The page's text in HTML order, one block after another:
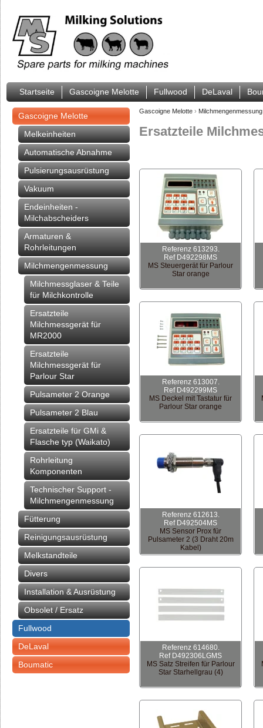
Startseite Gascoigne Melotte Fullwood DeLaval
Gascoigne Melotte
Melkeinheiten
Automatische Abnahme
Pulsierungsausrüstung
Vakuum
Endeinheiten -
Milchabscheiders
Armaturen &
Rohrleitungen
Milchmengenmessung
Milchmessglaser & Teile
für Milchkontrolle
Ersatzteile
Milchmessgerät für
MR2000
Ersatzteile
Milchmessgerät für
Parlour Star
Pulsameter 2 Orange
Pulsameter 2 Blau
Ersatzteile für GMi &
Flasche typ (Waikato)
Rohrleitung
Komponenten
Technischer Support -
Milchmengenmessung
Fütterung
Reinigungsausrüstung
Melkstandteile
Divers
Installation & Ausrüstung
Obsolet / Ersatz
Fullwood
DeLaval
Boumatic
Gascoigne Melotte › Milchmengenmessung
Ersatzteile
Referenz 613293.
Ref D492298MS
MS Steuergerät für Parlour
Star orange
Referenz 613007.
Ref D492299MS
MS Deckel mit Tastatur für
Parlour Star orange
Referenz 612613.
Ref D492504MS
MS Sensor Prox für
Pulsameter 2 (3 Draht 20m
Kabel)
Referenz 614680.
Ref D492306LGMS
MS Satz Streifen für Parlour
Star Starhellgrau (4)